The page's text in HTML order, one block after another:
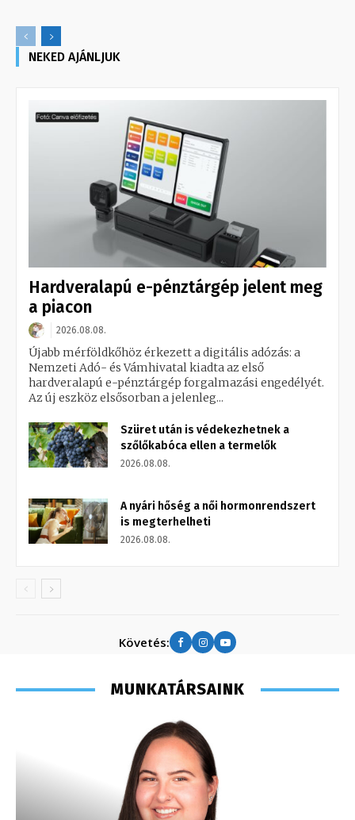
NEKED AJÁNLJUK
Hardveralapú e-pénztárgép jelent meg
a piacon
2026.08.08.
Újabb mérföldkőhöz érkezett a digitális adózás: a
Nemzeti Adó- és Vámhivatal kiadta az első
hardveralapú e-pénztárgép forgalmazási engedélyét.
Az új eszköz elsősorban a jelenleg...
Szüret után is védekezhetnek a
szőlőkabóca ellen a termelők
2026.08.08.
A nyári hőség a női hormonrendszert
is megterhelheti
2026.08.08.
Követés:
MUNKATÁRSAINK